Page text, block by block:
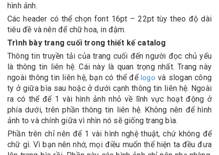
hình ảnh.
Các header có thể chọn font 16pt – 22pt tùy theo độ dài
tiêu đề và nên để chữ hoa, in đậm.
Trình bày trang cuối trong thiết kế catalog
Thông tin truyền tải của trang cuối đến người đọc chủ yếu
là thông tin liên hệ. Cái này là quan trọng nhất. Trang này
ngoài thông tin liên hệ, bạn có thể đểlogo và slogan công
ty ở giữa bìa sau hoặc ở dưới cạnh thông tin liên hệ. Ngoài
ra có thể để 1 vài hình ảnh nhỏ về lĩnh vực hoạt động ở
phía dưới, trên phần thông tin liên hệ. Không nên để hình
ảnh to và chính giữa vì nhìn nó sẽ giống trang bìa.
Phần trên chỉ nên để 1 vài hình nghệ thuật, chứ không để
chữ gì. Vì bạn nên nhớ, mọi điều muốn thể hiện ta đều đưa